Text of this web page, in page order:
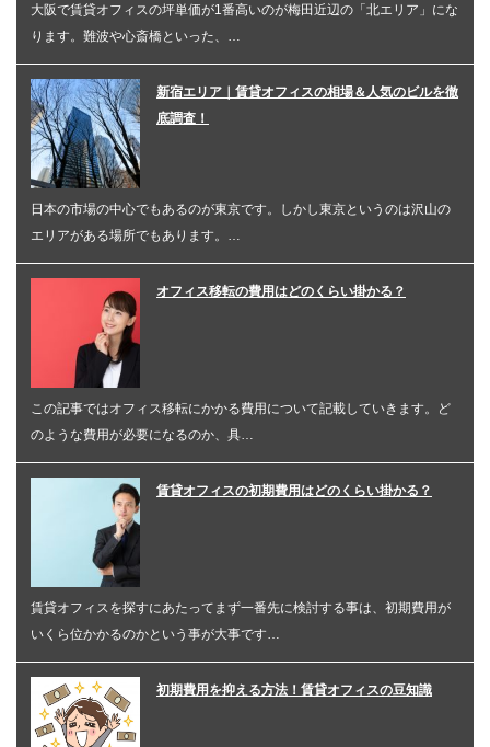
大阪で賃貸オフィスの坪単価が1番高いのが梅田近辺の「北エリア」にな
ります。難波や心斎橋といった、…
新宿エリア｜賃貸オフィスの相場＆人気のビルを徹
底調査！
日本の市場の中心でもあるのが東京です。しかし東京というのは沢山の
エリアがある場所でもあります。…
オフィス移転の費用はどのくらい掛かる？
この記事ではオフィス移転にかかる費用について記載していきます。ど
のような費用が必要になるのか、具…
賃貸オフィスの初期費用はどのくらい掛かる？
賃貸オフィスを探すにあたってまず一番先に検討する事は、初期費用が
いくら位かかるのかという事が大事です…
初期費用を抑える方法！賃貸オフィスの豆知識